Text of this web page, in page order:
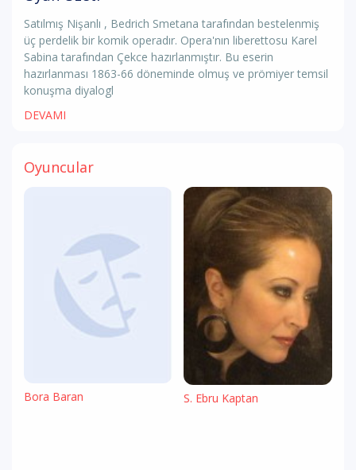
Satılmış Nişanlı , Bedrich Smetana tarafından bestelenmiş
üç perdelik bir komik operadır. Opera'nın liberettosu Karel
Sabina tarafından Çekce hazırlanmıştır. Bu eserin
hazırlanması 1863-66 döneminde olmuş ve prömiyer temsil
konuşma diyalogl
DEVAMI
Oyuncular
Bora Baran S. Ebru Kaptan